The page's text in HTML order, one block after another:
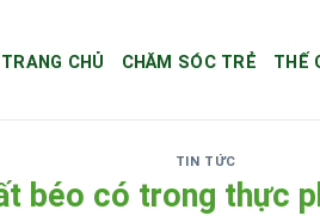
TRANG CHỦ CHĂM SÓC TRẺ THẾ
TIN TỨC
béo có trong thực